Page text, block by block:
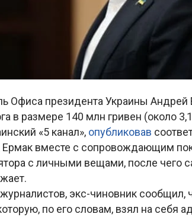
Офиса президента Украины
в размере 140 млн гривен (около
«5 канал», опубликовав
Ермак вместе с сопровождающим
с личными вещами, после чего
экс-чиновник сообщил,
по его словам, взял на себя